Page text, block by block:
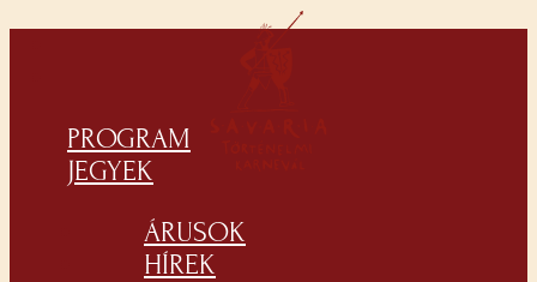
PROGRAM
JEGYEK
ÁRUSOK
HÍREK